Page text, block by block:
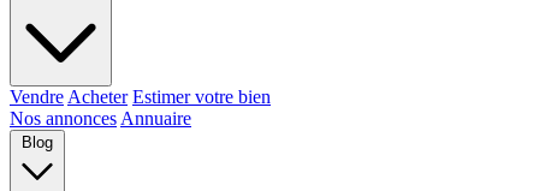
Vendre Acheter Estimer votre bien
Nos annonces Annuaire
Blog